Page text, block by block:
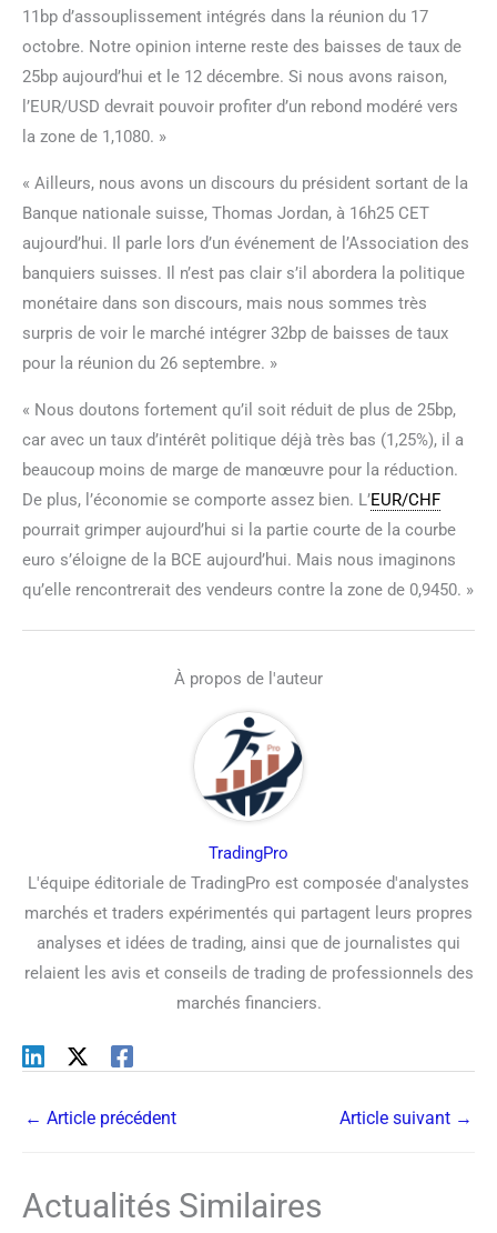
11bp d’assouplissement intégrés dans la réunion du 17
octobre. Notre opinion interne reste des baisses de taux de
25bp aujourd’hui et le 12 décembre. Si nous avons raison,
l’EUR/USD devrait pouvoir profiter d’un rebond modéré vers
la zone de 1,1080. »
« Ailleurs, nous avons un discours du président sortant de la
Banque nationale suisse, Thomas Jordan, à 16h25 CET
aujourd’hui. Il parle lors d’un événement de l’Association des
banquiers suisses. Il n’est pas clair s’il abordera la politique
monétaire dans son discours, mais nous sommes très
surpris de voir le marché intégrer 32bp de baisses de taux
pour la réunion du 26 septembre. »
« Nous doutons fortement qu’il soit réduit de plus de 25bp,
car avec un taux d’intérêt politique déjà très bas (1,25%), il a
beaucoup moins de marge de manœuvre pour la réduction.
De plus, l’économie se comporte assez bien. L’EUR/CHF
pourrait grimper aujourd’hui si la partie courte de la courbe
euro s’éloigne de la BCE aujourd’hui. Mais nous imaginons
qu’elle rencontrerait des vendeurs contre la zone de 0,9450. »
À propos de l'auteur
TradingPro
L'équipe éditoriale de TradingPro est composée d'analystes
marchés et traders expérimentés qui partagent leurs propres
analyses et idées de trading, ainsi que de journalistes qui
relaient les avis et conseils de trading de professionnels des
marchés financiers.
← Article précédent Article suivant →
Actualités Similaires